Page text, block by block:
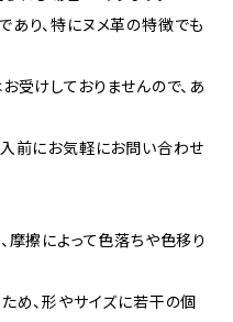
り、特にヌメ革の特徴でも
受けしておりませんので、あ
前にお気軽にお問い合わせ
摩擦によって色落ちや色移り
め、形やサイズに若干の個